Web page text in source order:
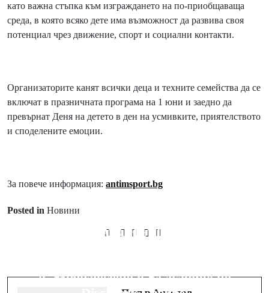
като важна стъпка към изграждането на по-приобщаваща
среда, в която всяко дете има възможност да развива своя
потенциал чрез движение, спорт и социални контакти.
Организаторите канят всички деца и техните семейства да се
включат в празничната програма на 1 юни и заедно да
превърнат Деня на детето в ден на усмивките, приятелството
и споделените емоции.
За повече информация: antimsport.bg
Posted in Новини
HUAWEI WATCH FIT 5 Pro идва в
и Multipass достъп до премиум
в „Произведено в България“ по